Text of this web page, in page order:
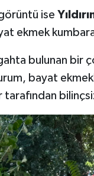
ise
ekmek
bulunan bir
bayat